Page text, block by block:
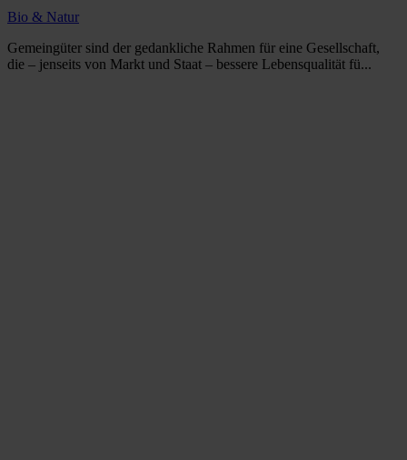
Bio & Natur
Gemeingüter sind der gedankliche Rahmen für eine Gesellschaft,
die – jenseits von Markt und Staat – bessere Lebensqualität fü...